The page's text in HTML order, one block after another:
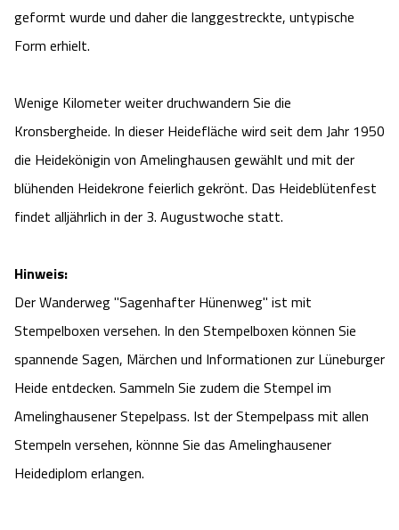
geformt wurde und daher die langgestreckte, untypische
Form erhielt.
Wenige Kilometer weiter druchwandern Sie die
Kronsbergheide. In dieser Heidefläche wird seit dem Jahr 1950
die Heidekönigin von Amelinghausen gewählt und mit der
blühenden Heidekrone feierlich gekrönt. Das Heideblütenfest
findet alljährlich in der 3. Augustwoche statt.
Hinweis:
Der Wanderweg "Sagenhafter Hünenweg" ist mit
Stempelboxen versehen. In den Stempelboxen können Sie
spannende Sagen, Märchen und Informationen zur Lüneburger
Heide entdecken. Sammeln Sie zudem die Stempel im
Amelinghausener Stepelpass. Ist der Stempelpass mit allen
Stempeln versehen, könnne Sie das Amelinghausener
Heidediplom erlangen.